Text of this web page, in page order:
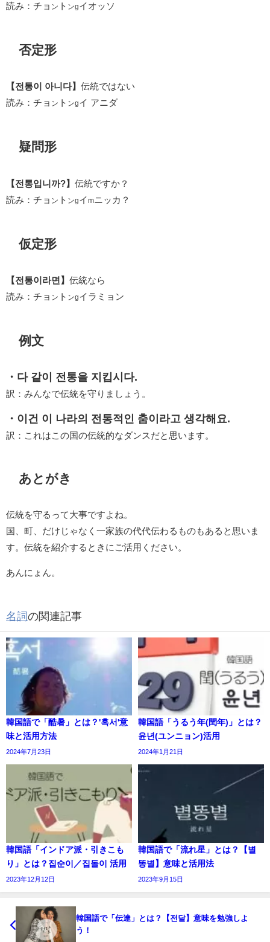
読み：チョ ン ト ンgイオッソ
否定形
【전통이 아니다】 伝統ではない
読み：チョ ン ト ンgイ アニダ
疑問形
【전통입니까?】 伝統ですか？
読み：チョ ン ト ンgイm ニッカ？
仮定形
【전통이라면】 伝統なら
読み：チョ ン ト ンgイラミョン
例文
・다 같이 전통을 지킵시다.
訳：みんなで伝統を守りましょう。
・이건 이 나라의 전통적인 춤이라고 생각해요.
訳：これはこの国の伝統的なダンスだと思います。
あとがき
伝統を守るって大事ですよね。
国、町、だけじゃなく一家族の代代伝わるものもあると思いま
す。伝統を紹介するときにご活用ください。
あんにょん。
名詞の関連記事
韓国語で「酷暑」とは？'혹서'意
味と活用方法
2024年7月23日
韓国語「うるう年(閏年)」とは？
윤년(ユンニョン)活用
2024年1月21日
韓国語「インドア派・引きこも
り」とは？집순이／집돌이 活用
2023年12月12日
韓国語で「流れ星」とは？【별
똥별】意味と活用法
2023年9月15日
韓国語で「伝達」とは？【전달】意味を勉強しよ
う！